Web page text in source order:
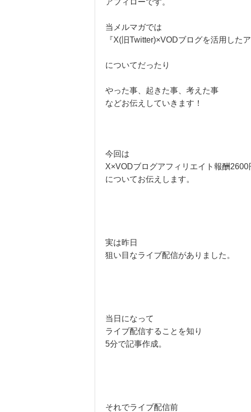
当メルマガでは
『X(旧Twitter)×VODブログを活用した
についてだったり
やった事、起きた事、考えた事
などお伝えしていきます！
今回は
X×VODブログアフィリエイト報酬2600
についてお伝えします。
実は昨日
狙い目なライブ配信がありました。
当日になって
ライブ配信することを知り
5分で記事作成。
それでライブ配信前